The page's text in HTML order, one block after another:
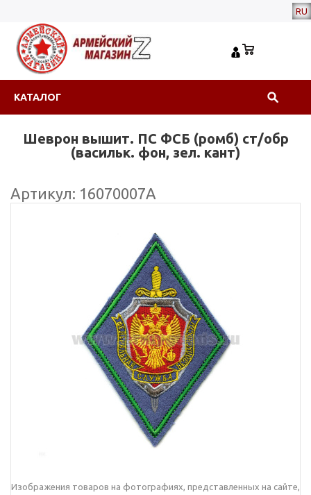
RU
КАТАЛОГ
Шеврон вышит. ПС ФСБ (ромб) ст/обр
(васильк. фон, зел. кант)
Артикул: 16070007А
Изображения товаров на фотографиях, представленных на сайте,